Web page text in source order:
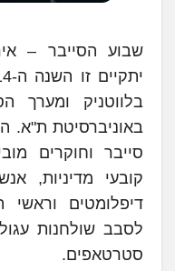
שבוע הסייבר –
באוניברסיטת ת"א.
סייבר וחוקרים
קובעי מדיניות,
דיפלומטים וראשי
לסבב שולחנות
סטרטאפים.